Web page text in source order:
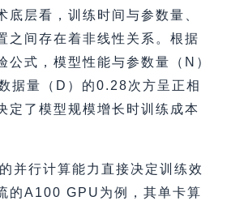
底层看，训练时间与参数量、
之间存在着非线性关系。根据
公式，模型性能与参数量（N）
据量（D）的0.28次方呈正相
定了模型规模增长时训练成本
并行计算能力直接决定训练效
的A100 GPU为例，其单卡算